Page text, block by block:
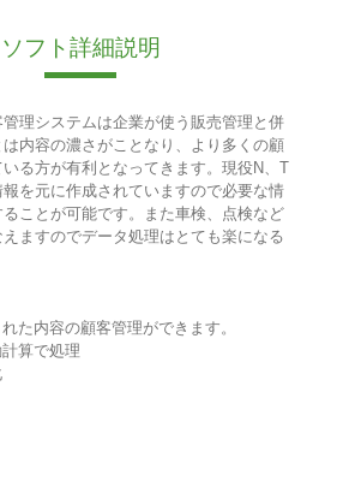
ソフト詳細説明
理システムは企業が使う販売管理と併
内容の濃さがことなり、より多くの顧
る方が有利となってきます。現役N、T
を元に作成されていますので必要な情
ことが可能です。また車検、点検など
ますのでデータ処理はとても楽になる
た内容の顧客管理ができます。
算で処理